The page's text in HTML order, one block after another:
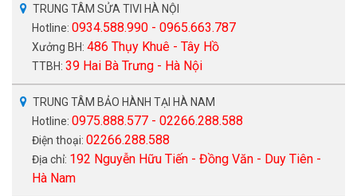
TRUNG TÂM SỬA TIVI HÀ NỘI
Hotline: 0934.588.990 - 0965.663.787
Xưởng BH: 486 Thụy Khuê - Tây Hồ
TTBH: 39 Hai Bà Trưng - Hà Nội
TRUNG TÂM BẢO HÀNH TẠI HÀ NAM
Hotline: 0975.888.577 - 02266.288.588
Điện thoại: 02266.288.588
Địa chỉ: 192 Nguyễn Hữu Tiến - Đồng Văn - Duy Tiên -
Hà Nam